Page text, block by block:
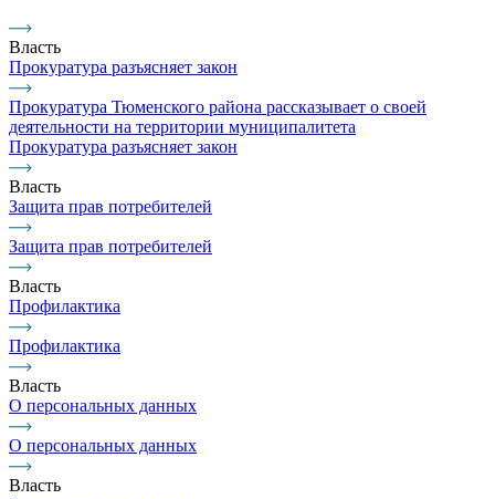
Власть
Прокуратура разъясняет закон
Прокуратура Тюменского района рассказывает о своей
деятельности на территории муниципалитета
Прокуратура разъясняет закон
Власть
Защита прав потребителей
Защита прав потребителей
Власть
Профилактика
Профилактика
Власть
О персональных данных
О персональных данных
Власть